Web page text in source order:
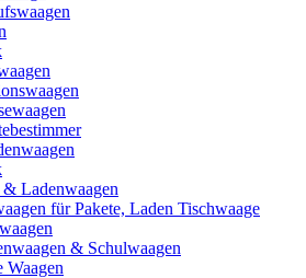
& Ladenwaagen
für Pakete, Laden Tischwaage
& Schulwaagen
Waagen